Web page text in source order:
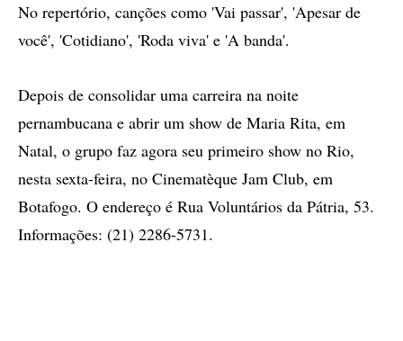
No repertório, canções como 'Vai passar', 'Apesar de
você', 'Cotidiano', 'Roda viva' e 'A banda'.
Depois de consolidar uma carreira na noite
pernambucana e abrir um show de Maria Rita, em
Natal, o grupo faz agora seu primeiro show no Rio,
nesta sexta-feira, no Cinematèque Jam Club, em
Botafogo. O endereço é Rua Voluntários da Pátria, 53.
Informações: (21) 2286-5731.